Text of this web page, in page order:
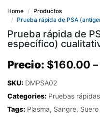
Home
Productos
Prueba rápida de PSA
Prueba rápida de
específico)
Precio: $160.00 –
SKU: DMPSA02
Categories: Pruebas
Tags: Plasma, Sangre, Suero